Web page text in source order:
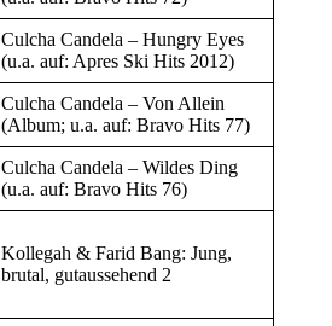
Culcha Candela – Hungry Eyes
(u.a. auf: Apres Ski Hits 2012)
Culcha Candela – Von Allein
(Album; u.a. auf: Bravo Hits 77)
Culcha Candela – Wildes Ding
(u.a. auf: Bravo Hits 76)
Kollegah & Farid Bang: Jung,
brutal, gutaussehend 2